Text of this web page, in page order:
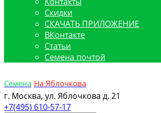
Скидки
СКАЧАТЬ ПРИЛОЖЕНИЕ
ВКонтакте
Статьи
Семена почтой
Семена На Яблочкова
г. Москва, ул. Яблочкова д. 21
+7(495) 610-57-17